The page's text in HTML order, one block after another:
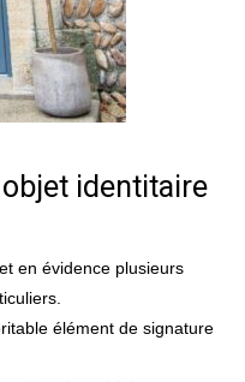
objet identitaire
en évidence plusieurs
élément de signature